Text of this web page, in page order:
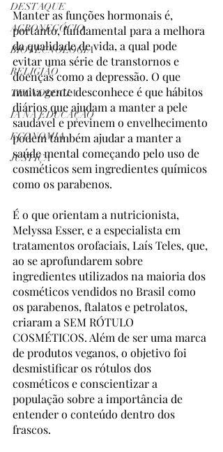
DESTAQUE
AGRONEGÓCIO
BIOTECNOLOGIA
RELIGIÃO
TECNOLOGIA
IA NA EDUCAÇÃO
ECONOMIA
JUSTIÇA
Manter as funções hormonais é,
portanto, fundamental para a melhora
da qualidade de vida, a qual pode
evitar uma série de transtornos e
doenças como a depressão. O que
muita gente desconhece é que hábitos
diários que ajudam a manter a pele
saudável e previnem o envelhecimento
podem também ajudar a manter a
saúde mental começando pelo uso de
cosméticos sem ingredientes químicos
como os parabenos.
É o que orientam a nutricionista,
Melyssa Esser, e a especialista em
tratamentos orofaciais, Laís Teles, que,
ao se aprofundarem sobre
ingredientes utilizados na maioria dos
cosméticos vendidos no Brasil como
os parabenos, ftalatos e petrolatos,
criaram a SEM RÓTULO
COSMÉTICOS. Além de ser uma marca
de produtos veganos, o objetivo foi
desmistificar os rótulos dos
cosméticos e conscientizar a
população sobre a importância de
entender o conteúdo dentro dos
frascos.